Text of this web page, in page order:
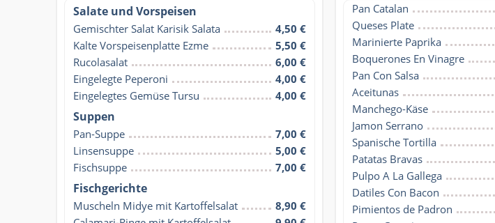
Salate und Vorspeisen
Gemischter Salat Karisik Salata
4,50 €
Kalte Vorspeisenplatte Ezme
5,50 €
Rucolasalat
6,00 €
Eingelegte Peperoni
4,00 €
Eingelegtes Gemüse Tursu
4,00 €
Suppen
Pan-Suppe
7,00 €
Linsensuppe
5,00 €
Fischsuppe
7,00 €
Fischgerichte
Muscheln Midye mit Kartoffelsalat
8,90 €
Pan Catalan
Queses Plate
Marinierte Paprika
Boquerones En Vinagre
Pan Con Salsa
Aceitunas
Manchego-Käse
Jamon Serrano
Spanische Tortilla
Patatas Bravas
Pulpo A La Gallega
Datiles Con Bacon
Pimientos de Padron